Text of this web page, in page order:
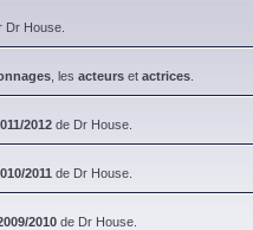
Dr House.
, les acteurs et actrices
2012 de Dr House.
2011 de Dr House.
2010 de Dr House.